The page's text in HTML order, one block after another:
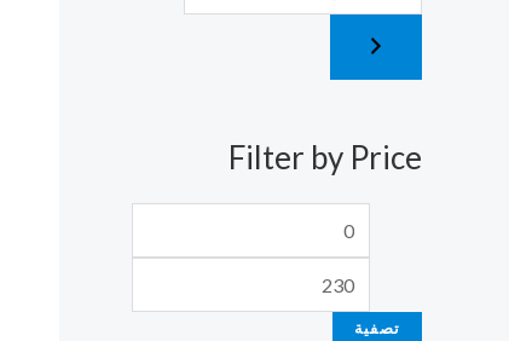
Filter by Price
د
تصفية